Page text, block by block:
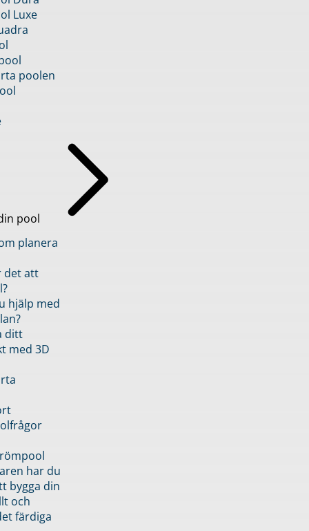
Luxe
poolen
pool
planera
det att
hjälp med
ditt
med 3D
har du
bygga din
och
färdiga